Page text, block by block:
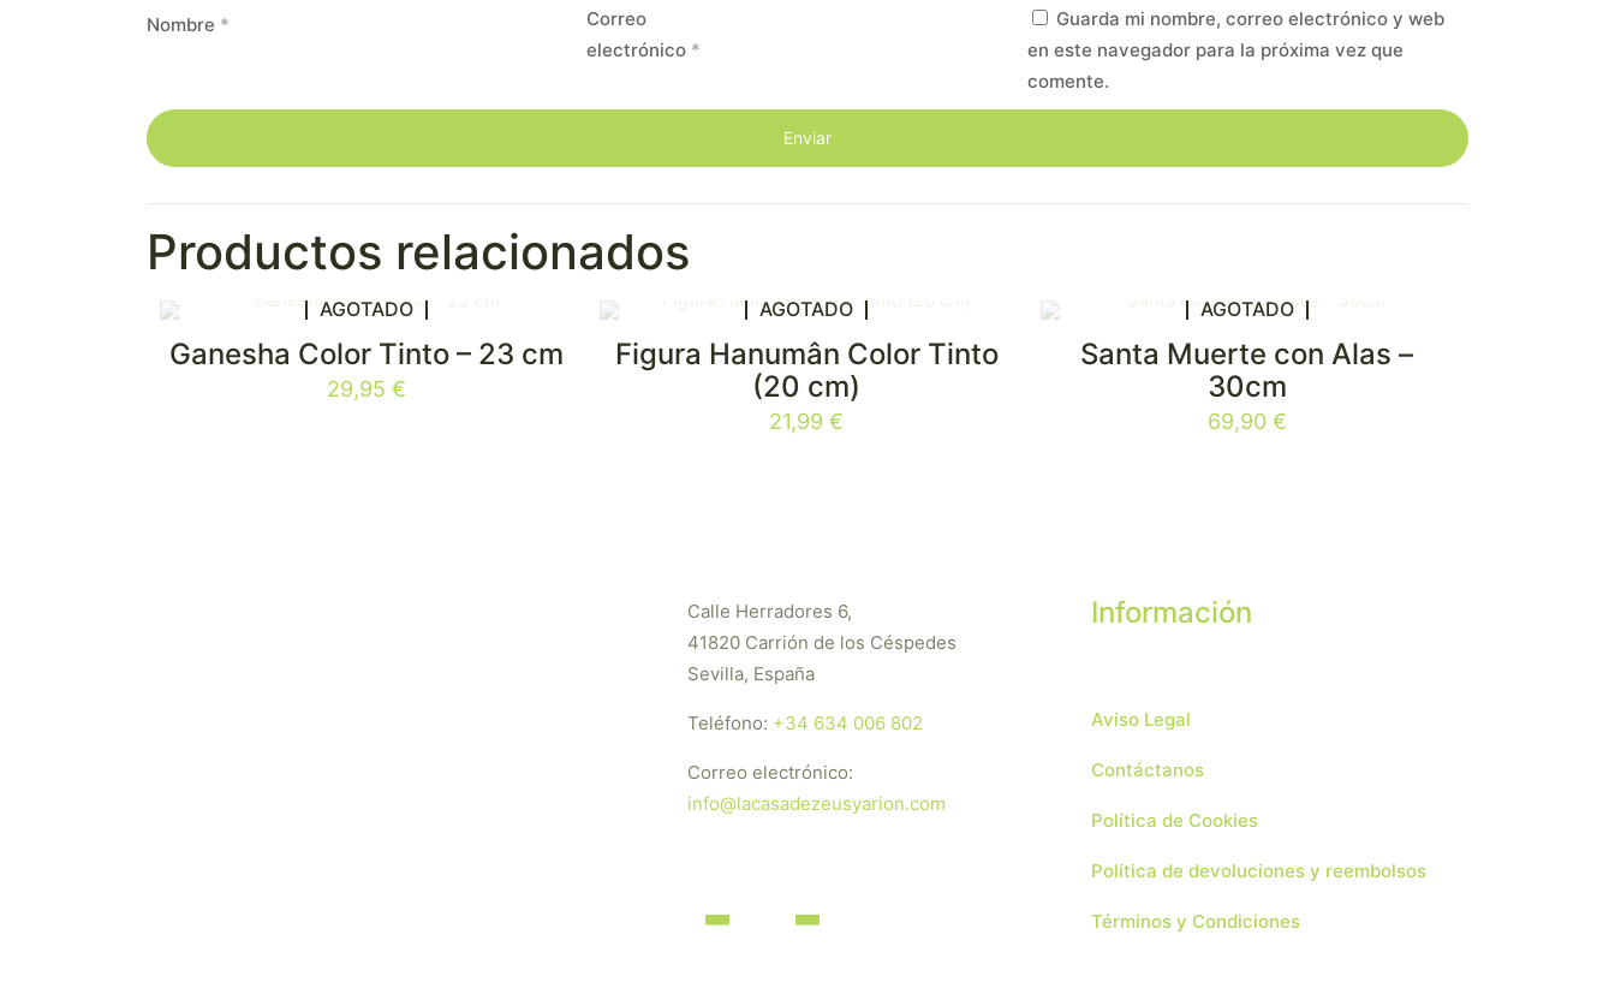
Nombre *
Correo
electrónico *
Guarda mi nombre, correo electrónico y web
en este navegador para la próxima vez que
comente.
Productos relacionados
AGOTADO
Ganesha Color Tinto – 23 cm
29,95€
AGOTADO
Figura Hanumân Color Tinto
(20 cm)
21,99€
AGOTADO
Santa Muerte con Alas –
30cm
69,90 €
Calle Herradores 6,
41820 Carrión de los Céspedes
Sevilla, España
Teléfono: +34 634 006 802
Correo electrónico:
info@lacasadezeusyarion.com
Información
Aviso Legal
Contáctanos
Política de Cookies
Política de devoluciones y reembolsos
Términos y Condiciones